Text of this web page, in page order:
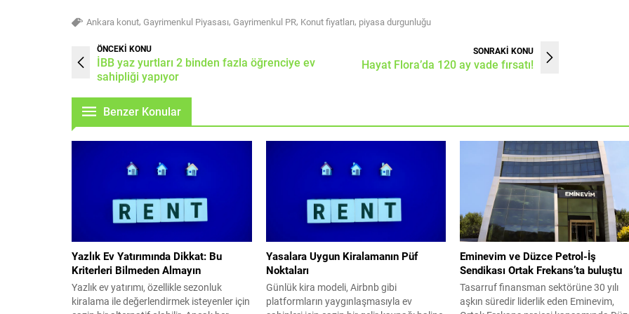
Ankara konut, Gayrimenkul Piyasası, Gayrimenkul PR, Konut fiyatları, piyasa durgunluğu
ÖNCEKİ KONU
İBB yaz yurtları 2 binden fazla öğrenciye ev
sahipliği yapıyor
SONRAKİ KONU
Hayat Flora’da 120 ay vade fırsatı!
Benzer Konular
Yazlık Ev Yatırımında Dikkat: Bu
Kriterleri Bilmeden Almayın
Yazlık ev yatırımı, özellikle sezonluk
kiralama ile değerlendirmek isteyenler için
Yasalara Uygun Kiralamanın Püf
Noktaları
Günlük kira modeli, Airbnb gibi
platformların yaygınlaşmasıyla ev
Eminevim ve Düzce Petrol-İş
Sendikası Ortak Frekans’ta buluştu
Tasarruf finansman sektörüne 30 yılı
aşkın süredir liderlik eden Eminevim,